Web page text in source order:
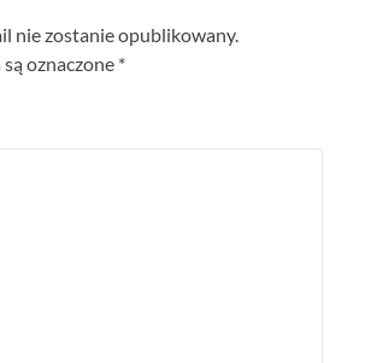
nie zostanie opublikowany.
oznaczone *